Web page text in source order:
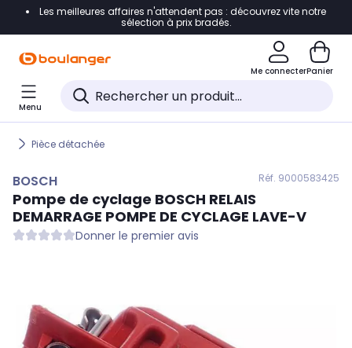
Accéder directement à la navigation
Accéder directement au pied de page
Accéder directement au chatbot
Les meilleures affaires n'attendent pas : découvrez vite notre
sélection à prix bradés.
Me connecterPanier
Menu
Pièce détachée
BOSCH Réf. 9000583425
Pompe de cyclage BOSCH RELAIS
DEMARRAGE POMPE DE CYCLAGE LAVE-V
Donner le premier avis